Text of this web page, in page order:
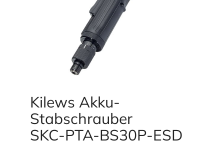
Kilews Akku-
Stabschrauber
SKC-PTA-BS30P-ESD